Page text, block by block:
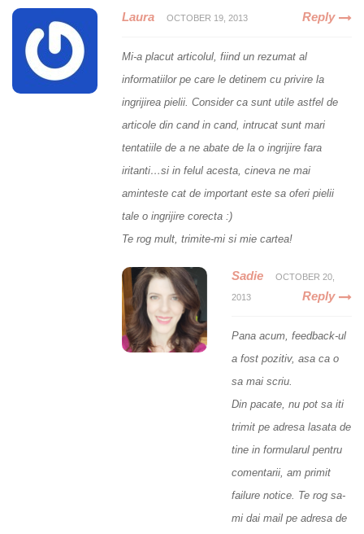
Laura OCTOBER 19, 2013 Reply
Mi-a placut articolul, fiind un rezumat al
informatiilor pe care le detinem cu privire la
ingrijirea pielii. Consider ca sunt utile astfel de
articole din cand in cand, intrucat sunt mari
tentatiile de a ne abate de la o ingrijire fara
iritanti…si in felul acesta, cineva ne mai
aminteste cat de important este sa oferi pielii
tale o ingrijire corecta :)
Te rog mult, trimite-mi si mie cartea!
Sadie OCTOBER 20,
2013 Reply
Pana acum, feedback-ul
a fost pozitiv, asa ca o
sa mai scriu.
Din pacate, nu pot sa iti
trimit pe adresa lasata de
tine in formularul pentru
comentarii, am primit
failure notice. Te rog sa-
mi dai mail pe adresa de